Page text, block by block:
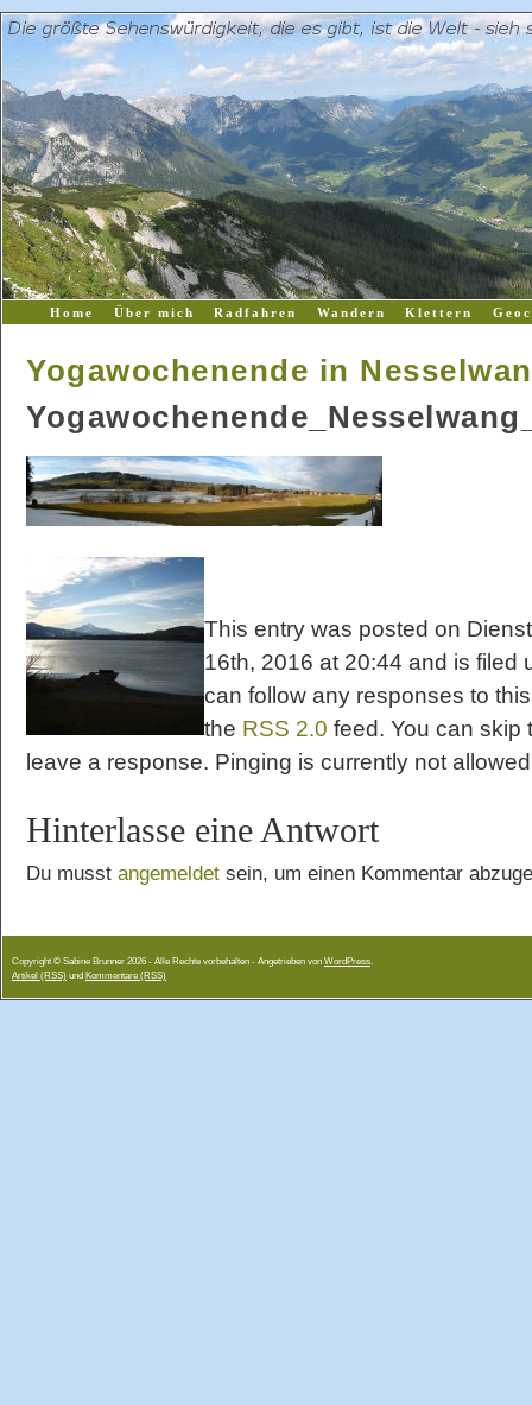
Home Über mich Radfahren Wandern Klettern
Yogawochenende in
This entry was posted on
16th, 2016 at 20:44 and is filed
can follow any responses to
the RSS 2.0 feed. You can skip
leave a response. Pinging is currently not
Hinterlasse eine Antwort
Du musst angemeldet sein, um einen Kommentar
Copyright © Sabine Brunner 2026 - Alle Rechte vorbehalten - Angetrieben von WordPress.
Artikel (RSS) und Kommentare (RSS)